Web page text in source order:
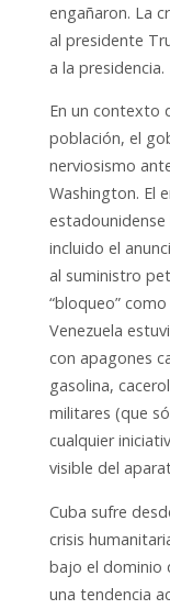
engañaron. La
al presidente
a la presidencia.
En un contexto
población, el
nerviosismo
Washington. El
incluido el
al suministro
“bloqueo”
Venezuela
con apagones
gasolina,
militares (que
cualquier
visible del
Cuba sufre
crisis
bajo el dominio
una tendencia